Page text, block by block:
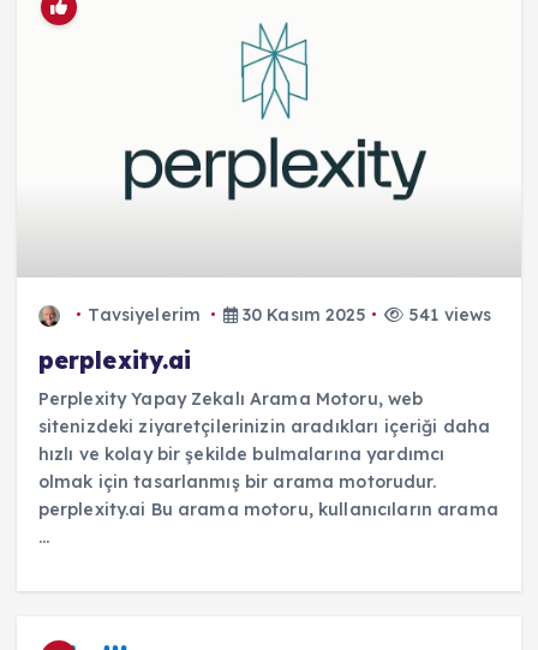
Tavsiyelerim 30 Kasım 2025 541 views
perplexity.ai
Perplexity Yapay Zekalı Arama Motoru, web
sitenizdeki ziyaretçilerinizin aradıkları içeriği daha
hızlı ve kolay bir şekilde bulmalarına yardımcı
olmak için tasarlanmış bir arama motorudur.
perplexity.ai Bu arama motoru, kullanıcıların arama
...